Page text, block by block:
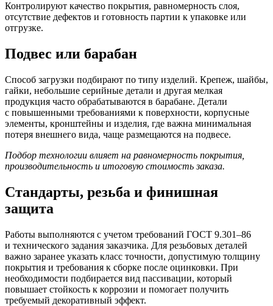
Контролируют качество покрытия, равномерность слоя,
отсутствие дефектов и готовность партии к упаковке или
отгрузке.
Подвес или барабан
Способ загрузки подбирают по типу изделий. Крепеж, шайбы,
гайки, небольшие серийные детали и другая мелкая
продукция часто обрабатываются в барабане. Детали
с повышенными требованиями к поверхности, корпусные
элементы, кронштейны и изделия, где важна минимальная
потеря внешнего вида, чаще размещаются на подвесе.
Подбор технологии влияет на равномерность покрытия,
производительность и итоговую стоимость заказа.
Стандарты, резьба и финишная
защита
Работы выполняются с учетом требований ГОСТ 9.301–86
и технического задания заказчика. Для резьбовых деталей
важно заранее указать класс точности, допустимую толщину
покрытия и требования к сборке после оцинковки. При
необходимости подбирается вид пассивации, который
повышает стойкость к коррозии и помогает получить
требуемый декоративный эффект.